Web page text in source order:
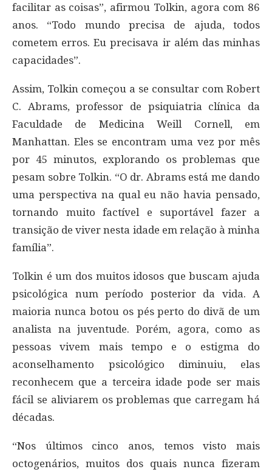
facilitar as coisas”, afirmou Tolkin, agora com 86
anos. “Todo mundo precisa de ajuda, todos
cometem erros. Eu precisava ir além das minhas
capacidades”.
Assim, Tolkin começou a se consultar com Robert
C. Abrams, professor de psiquiatria clínica da
Faculdade de Medicina Weill Cornell, em
Manhattan. Eles se encontram uma vez por mês
por 45 minutos, explorando os problemas que
pesam sobre Tolkin. “O dr. Abrams está me dando
uma perspectiva na qual eu não havia pensado,
tornando muito factível e suportável fazer a
transição de viver nesta idade em relação à minha
família”.
Tolkin é um dos muitos idosos que buscam ajuda
psicológica num período posterior da vida. A
maioria nunca botou os pés perto do divã de um
analista na juventude. Porém, agora, como as
pessoas vivem mais tempo e o estigma do
aconselhamento psicológico diminuiu, elas
reconhecem que a terceira idade pode ser mais
fácil se aliviarem os problemas que carregam há
décadas.
“Nos últimos cinco anos, temos visto mais
octogenários, muitos dos quais nunca fizeram